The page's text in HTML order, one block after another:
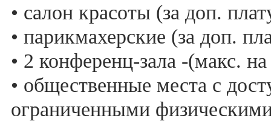
• салон красоты (за доп.
• парикмахерские (за доп.
• 2 конференц-зала -(макс.
• общественные места с
ограниченными